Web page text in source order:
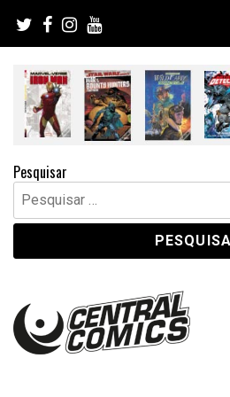
content
Pesquisar
Pesquisar
por: